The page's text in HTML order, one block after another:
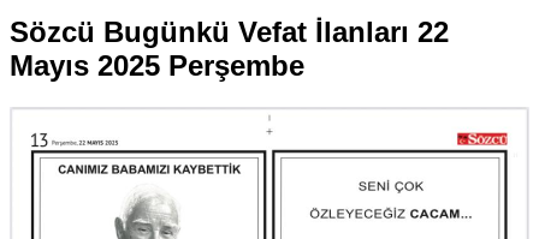
Sözcü Bugünkü Vefat İlanları 22
Mayıs 2025 Perşembe